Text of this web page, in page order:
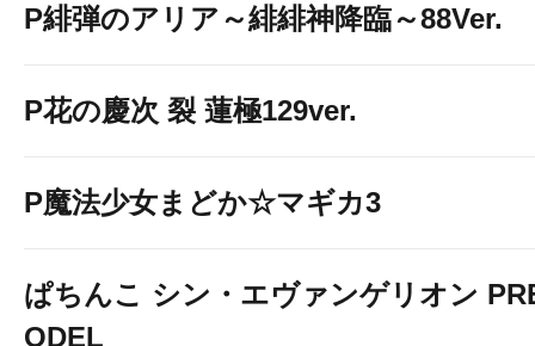
P緋弾のアリア～緋緋神降臨～88Ver.
P花の慶次 裂 蓮極129ver.
P魔法少女まどか☆マギカ3
ぱちんこ シン・エヴァンゲリオン
ODEL